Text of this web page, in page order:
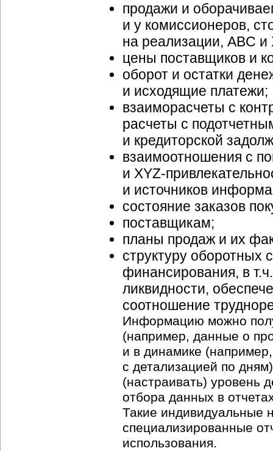
продажи и
и у комиссионеров,
на реализации, ABC и
цены поставщиков и
оборот и остатки
и исходящие платежи;
взаиморасчеты с
расчеты с
и кредиторской
взаимоотношения с
и XYZ-
и источников
состояние заказов
поставщикам;
планы продаж и их
структуру оборотных
финансирования, в
ликвидности,
соотношение
Информацию можно
(например, данные о
и в динамике
с детализацией по
(настраивать) уровень
отбора данных в
Такие индивидуальные
специализированные
использования.